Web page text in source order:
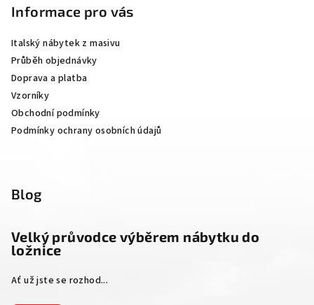
Informace pro vás
Italský nábytek z masivu
Průběh objednávky
Doprava a platba
Vzorníky
Obchodní podmínky
Podmínky ochrany osobních údajů
Blog
Velký průvodce výběrem nábytku do
ložnice
Ať už jste se rozhod...